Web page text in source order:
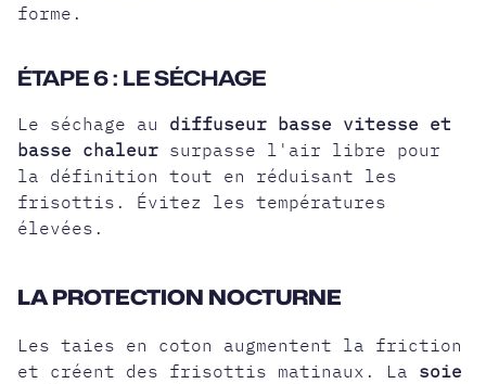
forme.
ÉTAPE 6 : LE SÉCHAGE
Le séchage au diffuseur basse vitesse et
basse chaleur surpasse l'air libre pour
la définition tout en réduisant les
frisottis. Évitez les températures
élevées.
LA PROTECTION NOCTURNE
Les taies en coton augmentent la friction
et créent des frisottis matinaux. La soie